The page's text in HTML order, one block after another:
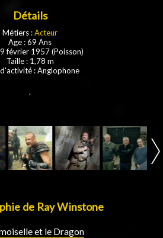
Détails
Métiers :Acteur
Age : 69 Ans
février 1957 (Poisson)
Taille : 1,78 m
: Anglophone
.
de Ray Winstone
et le Dragon